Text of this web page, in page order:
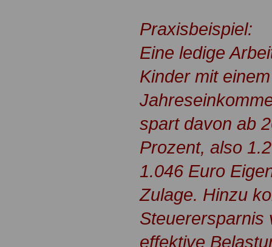
Praxisbeispiel:
Eine ledige
Kinder mit
spart davon ab
Prozent, also
1.046 Euro
Zulage. Hinzu
Steuerersparnis
effektive